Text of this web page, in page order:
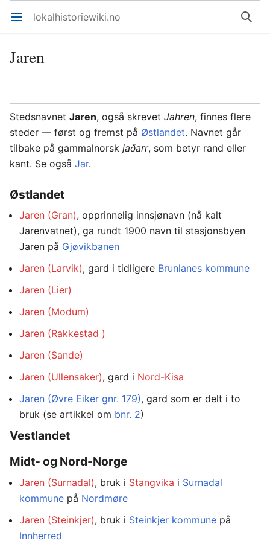
Åpne hovedmenyen lokalhistoriewiki.no Søk
Jaren
Stedsnavnet Jaren, også skrevet Jahren, finnes flere
steder — først og fremst på Østlandet. Navnet går
tilbake på gammalnorsk jaðarr, som betyr rand eller
kant. Se også Jar.
Østlandet
Jaren (Gran), opprinnelig innsjønavn (nå kalt
Jarenvatnet), ga rundt 1900 navn til stasjonsbyen
Jaren på Gjøvikbanen
Jaren (Larvik), gard i tidligere Brunlanes kommune
Jaren (Lier)
Jaren (Modum)
Jaren (Rakkestad )
Jaren (Sande)
Jaren (Ullensaker), gard i Nord-Kisa
Jaren (Øvre Eiker gnr. 179), gard som er delt i to
bruk (se artikkel om bnr. 2)
Vestlandet
Midt- og Nord-Norge
Jaren (Surnadal), bruk i Stangvika i Surnadal
kommune på Nordmøre
Jaren (Steinkjer), bruk i Steinkjer kommune på
Innherred